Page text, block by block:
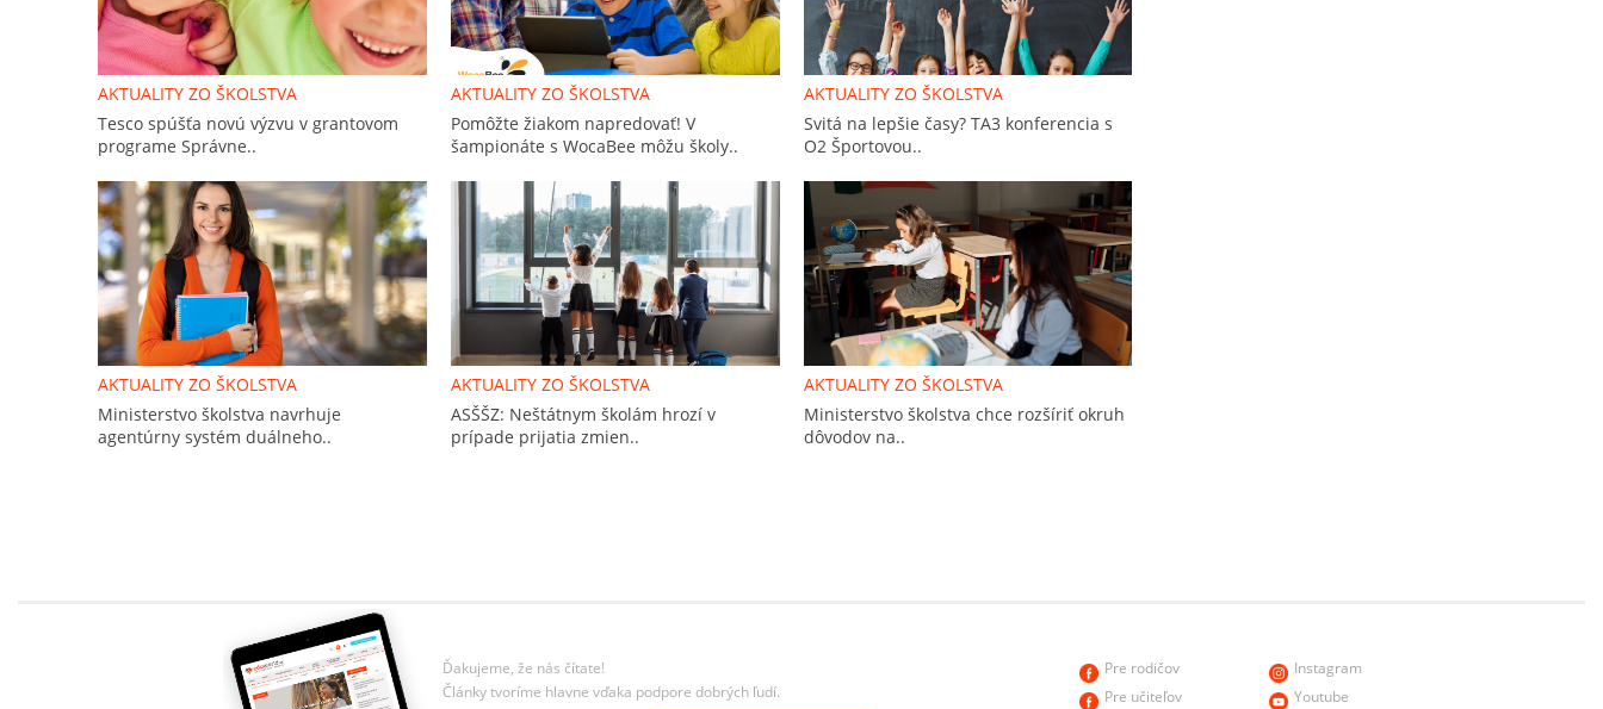
AKTUALITY ZO ŠKOLSTVA
Tesco spúšťa novú výzvu v grantovom
programe Správne..
AKTUALITY ZO ŠKOLSTVA
Pomôžte žiakom napredovať! V
šampionáte s WocaBee môžu školy..
AKTUALITY ZO ŠKOLSTVA
Svitá na lepšie časy? TA3 konferencia s
O2 Športovou..
AKTUALITY ZO ŠKOLSTVA
Ministerstvo školstva navrhuje
agentúrny systém duálneho..
AKTUALITY ZO ŠKOLSTVA
ASŠŠZ: Neštátnym školám hrozí v
prípade prijatia zmien..
AKTUALITY ZO ŠKOLSTVA
Ministerstvo školstva chce rozšíriť okruh
dôvodov na..
Ďakujeme, že nás čítate!
Články tvoríme hlavne vďaka podpore dobrých ľudí.
Pre rodičov
Pre učiteľov
Instagram
Youtube